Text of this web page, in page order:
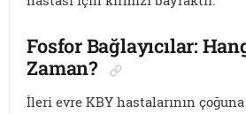
Fosfor Bağlayıcılar:
Zaman?
İleri evre KBY hastalarının çoğuna